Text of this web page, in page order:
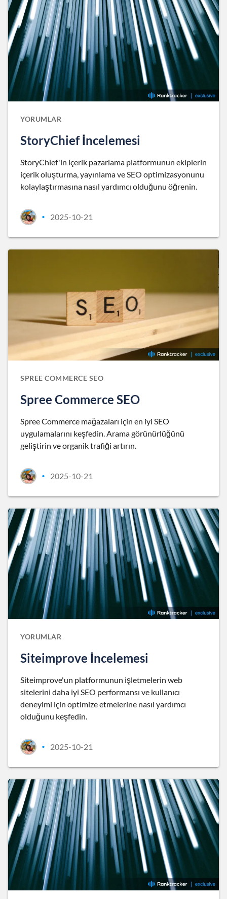
YORUMLAR
StoryChief İncelemesi
StoryChief'in içerik pazarlama platformunun ekiplerin
içerik oluşturma, yayınlama ve SEO optimizasyonunu
kolaylaştırmasına nasıl yardımcı olduğunu öğrenin.
• 2025-10-21
SPREE COMMERCE SEO
Spree Commerce SEO
Spree Commerce mağazaları için en iyi SEO
uygulamalarını keşfedin. Arama görünürlüğünü
geliştirin ve organik trafiği artırın.
• 2025-10-21
YORUMLAR
Siteimprove İncelemesi
Siteimprove'un platformunun işletmelerin web
sitelerini daha iyi SEO performansı ve kullanıcı
deneyimi için optimize etmelerine nasıl yardımcı
olduğunu keşfedin.
• 2025-10-21